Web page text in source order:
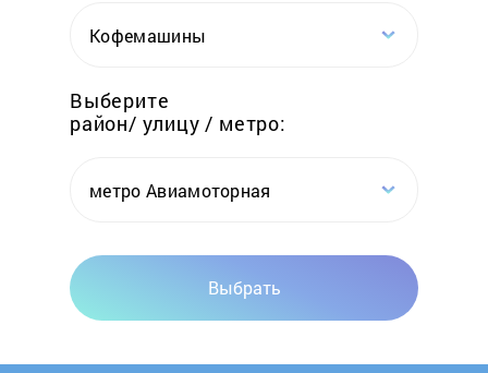
Emtas
Erdo
Esbit
Euronord
Кофемашины
Выберите
район/ улицу / метро:
метро Авиамоторная
Выбрать